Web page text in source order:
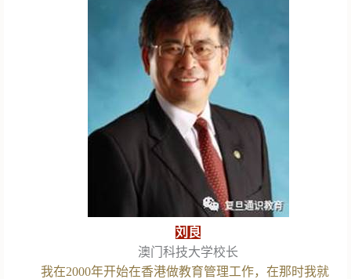
刘良
澳门科技大学校长
我在2000年开始在香港做教育管理工作，在那时我就